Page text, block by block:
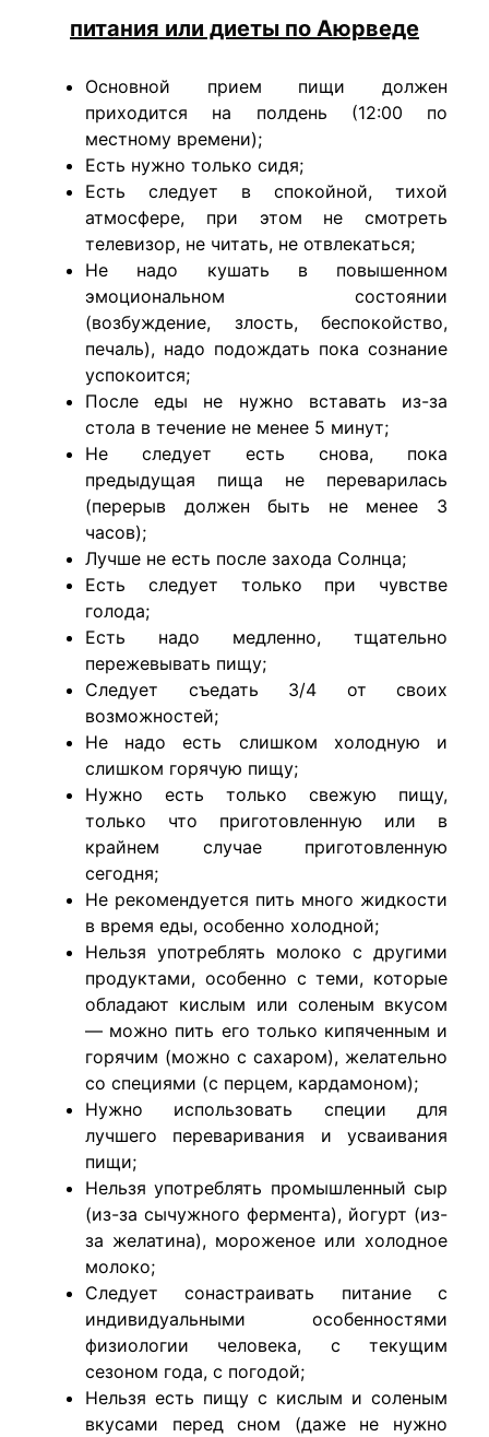
питания или диеты по Аюрведе
Основной прием пищи должен
приходится на полдень (12:00 по
местному времени);
Есть нужно только сидя;
Есть следует в спокойной, тихой
атмосфере, при этом не смотреть
телевизор, не читать, не отвлекаться;
Не надо кушать в повышенном
эмоциональном состоянии
(возбуждение, злость, беспокойство,
печаль), надо подождать пока сознание
успокоится;
После еды не нужно вставать из-за
стола в течение не менее 5 минут;
Не следует есть снова, пока
предыдущая пища не переварилась
(перерыв должен быть не менее 3
часов);
Лучше не есть после захода Солнца;
Есть следует только при чувстве
голода;
Есть надо медленно, тщательно
пережевывать пищу;
Следует съедать 3/4 от своих
возможностей;
Не надо есть слишком холодную и
слишком горячую пищу;
Нужно есть только свежую пищу,
только что приготовленную или в
крайнем случае приготовленную
сегодня;
Не рекомендуется пить много жидкости
в время еды, особенно холодной;
Нельзя употреблять молоко с другими
продуктами, особенно с теми, которые
обладают кислым или соленым вкусом
— можно пить его только кипяченным и
горячим (можно с сахаром), желательно
со специями (с перцем, кардамоном);
Нужно использовать специи для
лучшего переваривания и усваивания
пищи;
Нельзя употреблять промышленный сыр
(из-за сычужного фермента), йогурт (из-
за желатина), мороженое или холодное
молоко;
Следует сонастраивать питание с
индивидуальными особенностями
физиологии человека, с текущим
сезоном года, с погодой;
Нельзя есть пищу с кислым и соленым
вкусами перед сном (даже не нужно